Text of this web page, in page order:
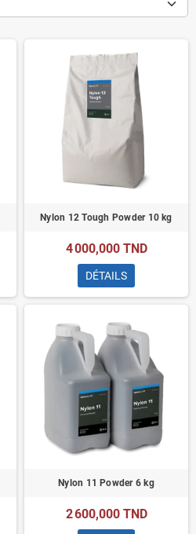
Nylon 12 Tough Powder 10 kg
4 000,000 TND
DÉTAILS
Nylon 11 Powder 6 kg
2 600,000 TND